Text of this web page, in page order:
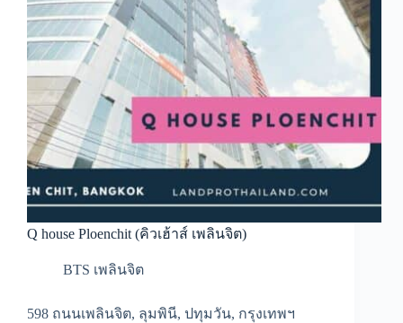
Q house Ploenchit (คิวเฮ้าส์ เพลินจิต)
BTS เพลินจิต
598 ถนนเพลินจิต, ลุมพินี, ปทุมวัน, กรุงเทพฯ